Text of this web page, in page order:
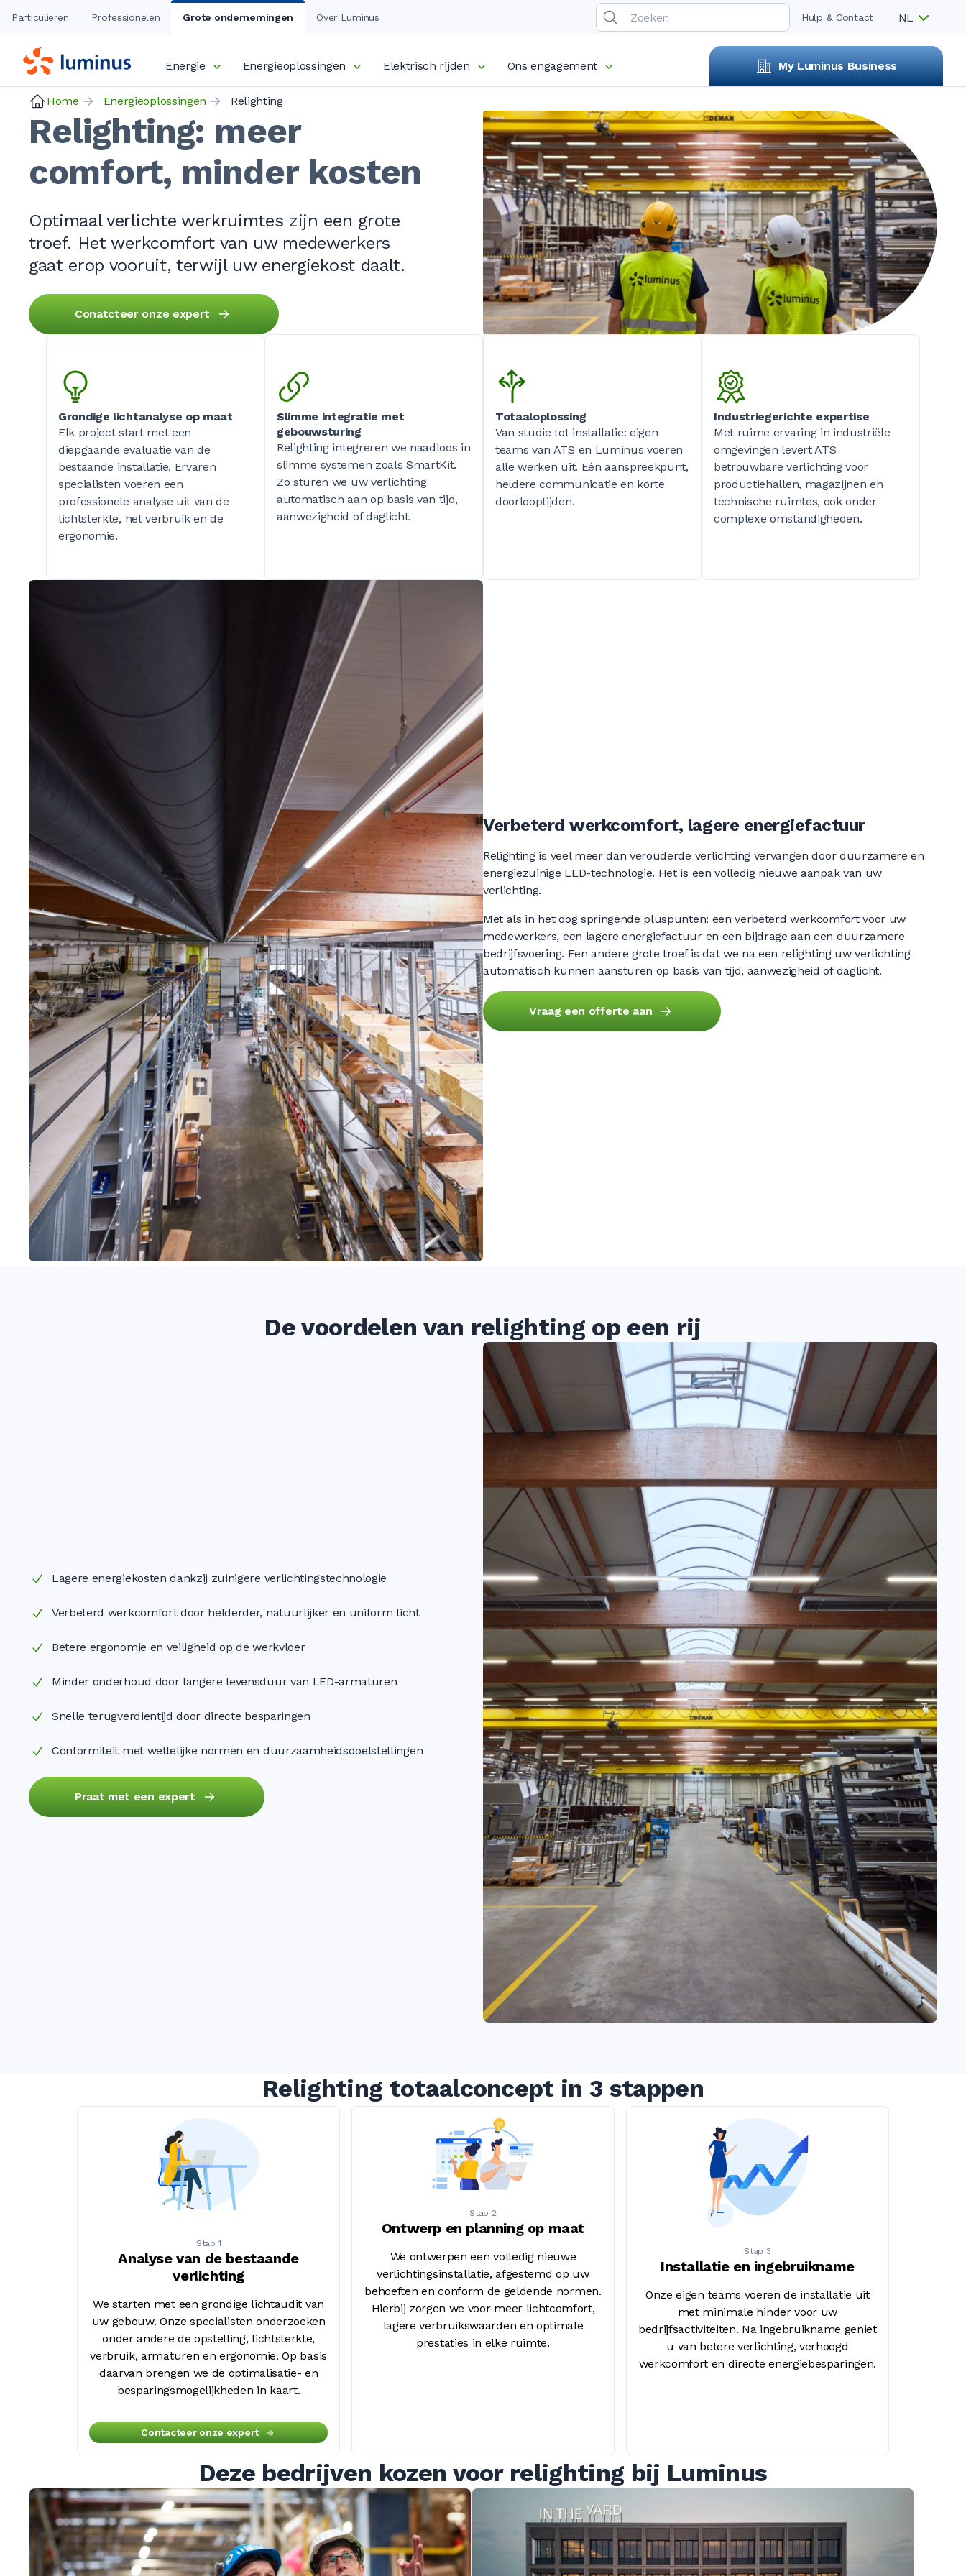
Particulieren Professionelen Grote ondernemingen Over Luminus Hulp & Contact NL
Energie Energieoplossingen Elektrisch rijden Ons engagement My Luminus Business
Home Energieoplossingen Relighting
Relighting: meer
comfort, minder kosten
Optimaal verlichte werkruimtes zijn een grote
troef. Het werkcomfort van uw medewerkers
gaat erop vooruit, terwijl uw energiekost daalt.
Conatcteer onze expert
Grondige lichtanalyse op maat
Elk project start met een
diepgaande evaluatie van de
bestaande installatie. Ervaren
specialisten voeren een
professionele analyse uit van de
lichtsterkte, het verbruik en de
ergonomie.
Slimme integratie met
gebouwsturing
Relighting integreren we naadloos in
slimme systemen zoals SmartKit.
Zo sturen we uw verlichting
automatisch aan op basis van tijd,
aanwezigheid of daglicht.
Totaaloplossing
Van studie tot installatie: eigen
teams van ATS en Luminus voeren
alle werken uit. Eén aanspreekpunt,
heldere communicatie en korte
doorlooptijden.
Industriegerichte expertise
Met ruime ervaring in industriële
omgevingen levert ATS
betrouwbare verlichting voor
productiehallen, magazijnen en
technische ruimtes, ook onder
complexe omstandigheden.
Verbeterd werkcomfort, lagere energiefactuur
Relighting is veel meer dan verouderde verlichting vervangen door duurzamere en
energiezuinige LED-technologie. Het is een volledig nieuwe aanpak van uw
verlichting.
Met als in het oog springende pluspunten: een verbeterd werkcomfort voor uw
medewerkers, een lagere energiefactuur en een bijdrage aan een duurzamere
bedrijfsvoering. Een andere grote troef is dat we na een relighting uw verlichting
automatisch kunnen aansturen op basis van tijd, aanwezigheid of daglicht.
Vraag een offerte aan
De voordelen van relighting op een rij
Lagere energiekosten dankzij zuinigere verlichtingstechnologie
Verbeterd werkcomfort door helderder, natuurlijker en uniform licht
Betere ergonomie en veiligheid op de werkvloer
Minder onderhoud door langere levensduur van LED-armaturen
Snelle terugverdientijd door directe besparingen
Conformiteit met wettelijke normen en duurzaamheidsdoelstellingen
Praat met een expert
Relighting totaalconcept in 3 stappen
Stap 1
Analyse van de bestaande
verlichting
We starten met een grondige lichtaudit van
uw gebouw. Onze specialisten onderzoeken
onder andere de opstelling, lichtsterkte,
verbruik, armaturen en ergonomie. Op basis
daarvan brengen we de optimalisatie- en
besparingsmogelijkheden in kaart.
Contacteer onze expert
Stap 2
Ontwerp en planning op maat
We ontwerpen een volledig nieuwe
verlichtingsinstallatie, afgestemd op uw
behoeften en conform de geldende normen.
Hierbij zorgen we voor meer lichtcomfort,
lagere verbruikswaarden en optimale
prestaties in elke ruimte.
Stap 3
Installatie en ingebruikname
Onze eigen teams voeren de installatie uit
met minimale hinder voor uw
bedrijfsactiviteiten. Na ingebruikname geniet
u van betere verlichting, verhoogd
werkcomfort en directe energiebesparingen.
Deze bedrijven kozen voor relighting bij Luminus